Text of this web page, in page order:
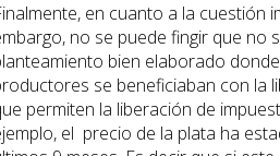
en cuanto a la cuestión
no se puede fingir que no
bien elaborado
se beneficiaban con la
permiten la liberación de
el precio de la plata ha